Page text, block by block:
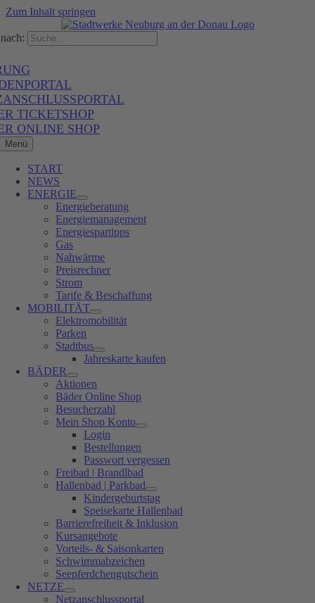
Zum Inhalt springen
TICKETSHOP
ONLINE SHOP
Menü
START
NEWS
ENERGIE
Energieberatung
Energiemanagement
Energiespartipps
Gas
Nahwärme
Preisrechner
Strom
Tarife & Beschaffung
MOBILITÄT
Elektromobilität
Parken
Stadtbus
Jahreskarte kaufen
BÄDER
Aktionen
Bäder Online Shop
Besucherzahl
Mein Shop Konto
Login
Bestellungen
Passwort vergessen
Freibad | Brandlbad
Hallenbad | Parkbad
Kindergeburtstag
Speisekarte Hallenbad
Barrierefreiheit & Inklusion
Kursangebote
Vorteils- & Saisonkarten
Schwimmabzeichen
Seepferdchengutschein
NETZE
Netzanschlussportal